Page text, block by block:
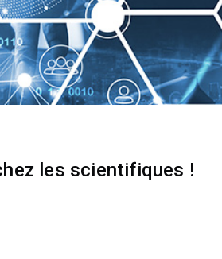
les scientifiques !